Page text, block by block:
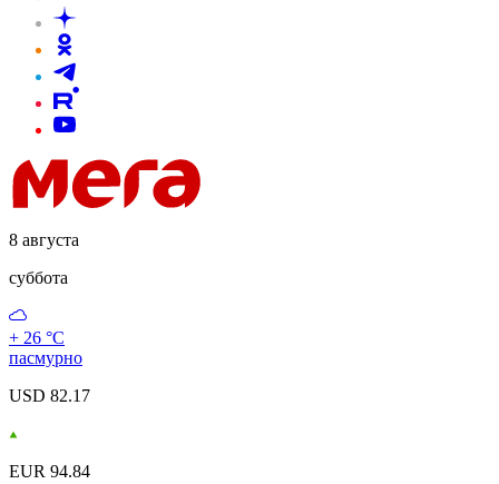
8 августа
суббота
+ 26 °С
пасмурно
USD 82.17
EUR 94.84